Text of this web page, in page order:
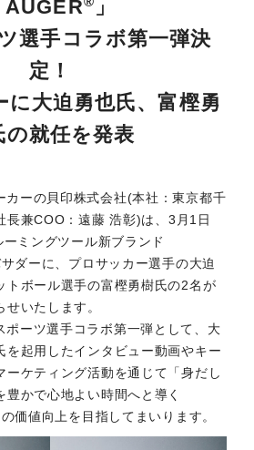
AUGER
」
選手コラボ第一弾決
定！
に大迫勇也氏、富樫勇
の就任を発表
カーの貝印株式会社(本社：東京都千
長兼COO：遠藤 浩彰)は、3月1日
ミングツール新ブランド
ダーに、プロサッカー選手の大迫
トボール選手の富樫勇樹氏の2名が
いたします。
ポーツ選手コラボ第一弾として、大
を起用したインタビュー動画やキー
ーケティング活動を通じて「身だし
豊かで心地よい時間へと導く
価値向上を目指してまいります。